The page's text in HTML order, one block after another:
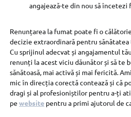
angajează-te din nou să încetezi
Renunțarea la fumat poate fi o
decizie extraordinară pentru
Cu sprijinul adecvat și angajamentul
renunți la acest viciu dăunător și să te
sănătoasă, mai activă și mai fericită.
mic în direcția corectă contează și că
dragi și al profesioniștilor pentru a-ți
pe website pentru a primi ajutorul de